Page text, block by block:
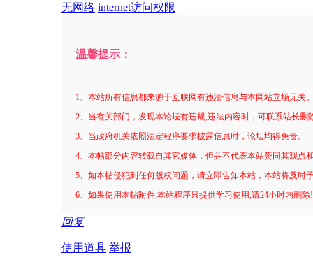
无网络 internet访问权限
温馨提示：
1、本站所有信息都来源于互联网有违法信息与本网站立场无关
2、当有关部门，发现本论坛有违规,违法内容时，可联系站长删
3、当政府机关依照法定程序要求披露信息时，论坛均得免责。
4、本帖部分内容转载自其它媒体，但并不代表本站赞同其观点
5、如本帖侵犯到任何版权问题，请立即告知本站，本站将及时
6、如果使用本帖附件,本站程序只提供学习使用,请24小时内删
回复
使用道具 举报